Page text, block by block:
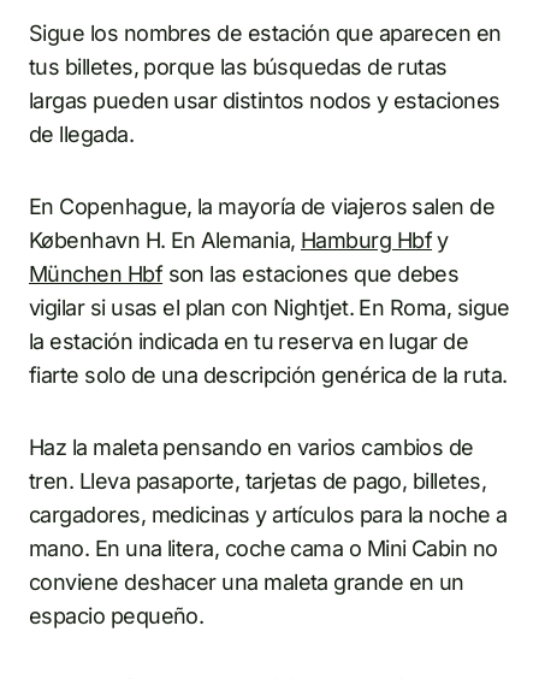
Sigue los nombres de estación que aparecen en
tus billetes, porque las búsquedas de rutas
largas pueden usar distintos nodos y estaciones
de llegada.
En Copenhague, la mayoría de viajeros salen de
København H. En Alemania, Hamburg Hbfy
München Hbfson las estaciones que debes
vigilar si usas el plan con Nightjet. En Roma, sigue
la estación indicada en tu reserva en lugar de
fiarte solo de una descripción genérica de la ruta.
Haz la maleta pensando en varios cambios de
tren. Lleva pasaporte, tarjetas de pago, billetes,
cargadores, medicinas y artículos para la noche a
mano. En una litera, coche cama o Mini Cabin no
conviene deshacer una maleta grande en un
espacio pequeño.